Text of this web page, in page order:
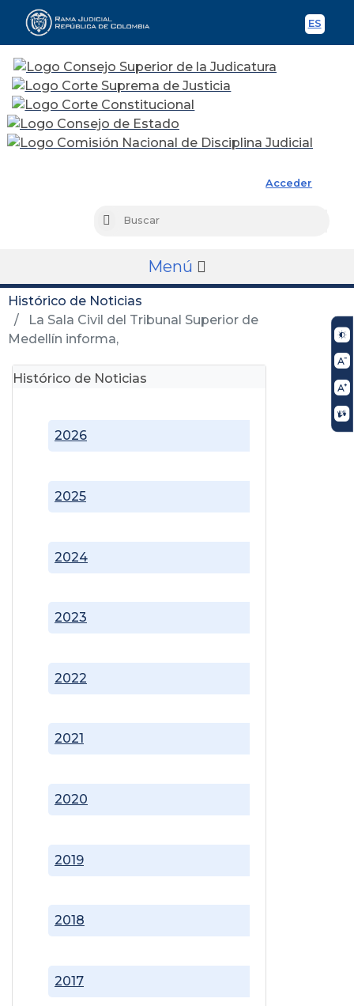
ES
Acceder
Buscar
Menú
Histórico de Noticias
La Sala Civil del Tribunal Superior de
Medellín informa,
Histórico de Noticias
2017
2018
2019
2020
2021
2022
2023
2024
2025
2026